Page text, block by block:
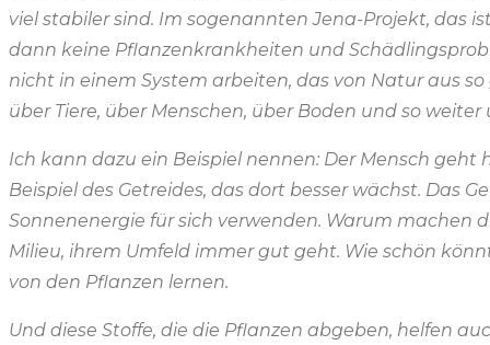
viel stabiler sind. Im sogenannten Jena-Projekt, das
dann keine Pflanzenkrankheiten und
nicht in einem System arbeiten, das von Natur aus
über Tiere, über Menschen, über Boden und so
Ich kann dazu ein Beispiel nennen: Der Mensch geht
Beispiel des Getreides, das dort besser wächst. Das
Sonnenenergie für sich verwenden. Warum machen
Milieu, ihrem Umfeld immer gut geht. Wie schön
von den Pflanzen lernen.
Und diese Stoffe, die die Pflanzen abgeben, helfen